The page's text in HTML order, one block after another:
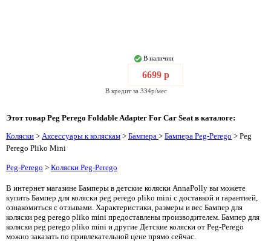
В наличии
6699 р
В кредит за 334р/мес
Этот товар Peg Perego Foldable Adapter For Car Seat в каталоге:
Коляски > Аксессуары к коляскам > Бампера > Бампера Peg-Perego > Peg
Perego Pliko Mini
Peg-Perego > Коляски Peg-Perego
В интернет магазине Бамперы в детские коляски AnnaPolly вы можете
купить Бампер для коляски peg perego pliko mini с доставкой и гарантией,
ознакомиться с отзывами. Характеристики, размеры и вес Бампер для
коляски peg perego pliko mini предоставлены производителем. Бампер для
коляски peg perego pliko mini и другие Детские коляски от Peg-Perego
можно заказать по привлекательной цене прямо сейчас.